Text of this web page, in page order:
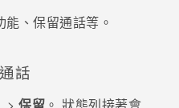
、保留通話等。
話
> 保留 。 狀態列接著會